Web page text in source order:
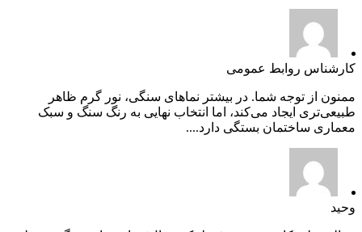
کارشناس روابط عمومی
ممنون از توجه شما. در بیشتر نماهای سنگی، نور گرم ظاهر
طبیعی‌تری ایجاد می‌کند، اما انتخاب نهایی به رنگ سنگ و سبک
معماری ساختمان بستگی دارد....
وحید